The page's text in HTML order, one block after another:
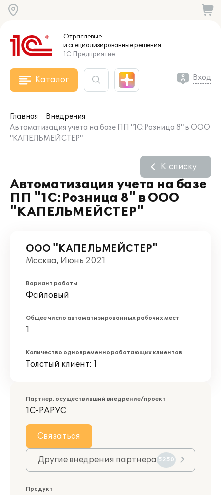
Отраслевые
и специализированныерешения
1С:Предприятие
Каталог Вход
Главная
Внедрения
Автоматизация учета на базе ПП "1С:Розница 8" в ООО
"КАПЕЛЬМЕЙСТЕР"
Автоматизация учета на базе
ПП "1С:Розница 8" в ООО
"КАПЕЛЬМЕЙСТЕР"
К списку
ООО "КАПЕЛЬМЕЙСТЕР"
Москва, Июнь 2021
Вариант работы
Файловый
Общее число автоматизированных рабочих мест
1
Количество одновременно работающих клиентов
Толстый клиент: 1
Партнер, осуществивший внедрение/проект
1С-РАРУС
Связаться
Другие внедрения партнера 5250
Продукт